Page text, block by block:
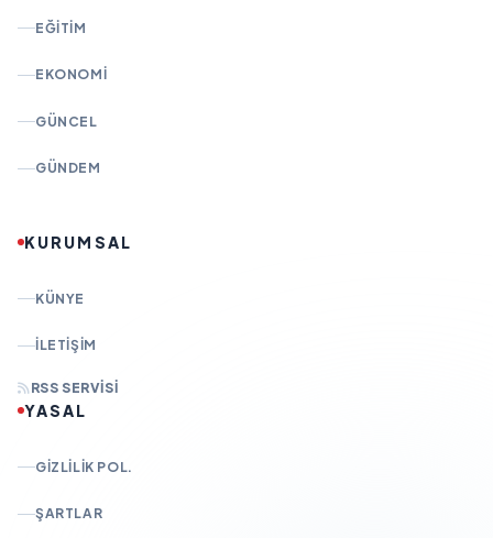
EĞITIM
EKONOMI
GÜNCEL
GÜNDEM
KURUMSAL
KÜNYE
İLETIŞIM
RSS SERVISI
YASAL
GIZLILIK POL.
ŞARTLAR